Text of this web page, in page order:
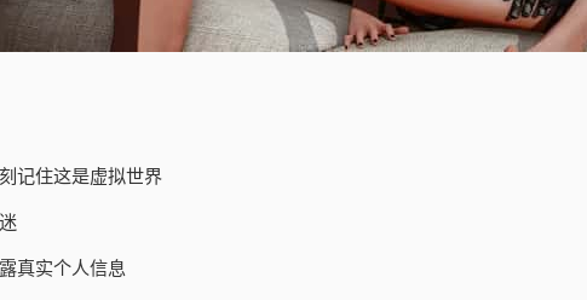
记住这是虚拟世界
真实个人信息